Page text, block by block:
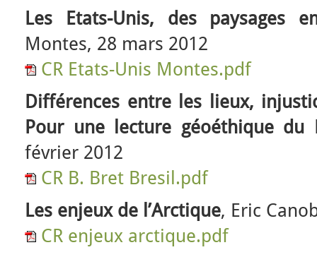
Les Etats-Unis, des paysages
Montes, 28 mars 2012
CR Etats-Unis Montes.pdf
Différences entre les lieux,
Pour une lecture géoéthique du
février 2012
CR B. Bret Bresil.pdf
Les enjeux de l’Arctique, Eric
CR enjeux arctique.pdf